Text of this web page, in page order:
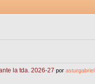
la tda. 2026-27 porasturgabriel